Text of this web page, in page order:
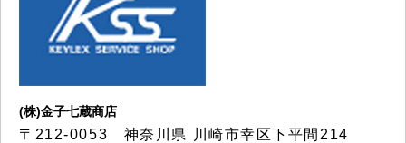
(株)金子七蔵商店
〒212-0053 神奈川県 川崎市幸区下平間214